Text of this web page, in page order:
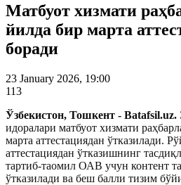
Матбуот хизмати
йилда бир марта
боради
23 January 2026, 19:00
113
Ўзбекистон, Тошкент - Batafsil.uz.
идоралари матбуот хизмати
марта аттестациядан ўтказилади.
аттестациядан ўтказишнинг
тартиб-таомил ОАВ учун контент
ўтказилади ва беш балли тизим